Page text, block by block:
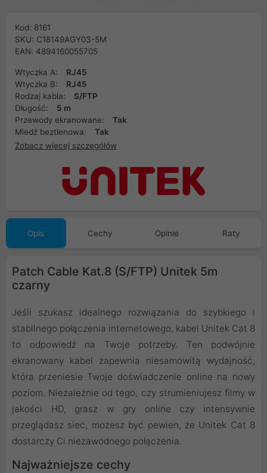
Kod: 8161
SKU: C18149AGY03-5M
EAN: 4894160055705
Wtyczka A:
RJ45
Wtyczka B:
RJ45
Rodzaj kabla:
S/FTP
Długość:
5 m
Przewody ekranowane:
Tak
Miedź beztlenowa:
Tak
Zobacz więcej szczegółów
Opis Cechy Opinie Raty
Patch Cable Kat.8 (S/FTP) Unitek 5m
czarny
Jeśli szukasz idealnego rozwiązania do szybkiego i
stabilnego połączenia internetowego, kabel Unitek Cat 8
to odpowiedź na Twoje potrzeby. Ten podwójnie
ekranowany kabel zapewnia niesamowitą wydajność,
która przeniesie Twoje doświadczenie online na nowy
poziom. Niezależnie od tego, czy strumieniujesz filmy w
jakości HD, grasz w gry online czy intensywnie
przeglądasz sieć, możesz być pewien, że Unitek Cat 8
dostarczy Ci niezawodnego połączenia.
Najważniejsze cechy